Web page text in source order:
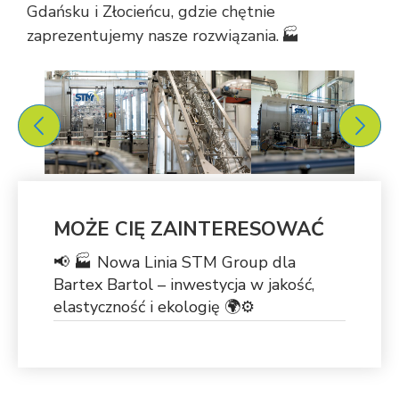
Gdańsku i Złocieńcu, gdzie chętnie
zaprezentujemy nasze rozwiązania. 🏭
MOŻE CIĘ ZAINTERESOWAĆ
📢 🏭 Nowa Linia STM Group dla
Bartex Bartol – inwestycja w jakość,
elastyczność i ekologię 🌍⚙️